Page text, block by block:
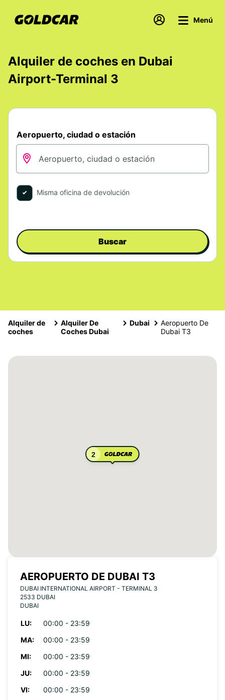
Menú
Alquiler de coches en Dubai
Airport-Terminal 3
Aeropuerto, ciudad o estación
Misma oficina de devolución
Buscar
Alquiler de
coches
Alquiler De
Coches Dubai
Dubai
Aeropuerto De
Dubai T3
2
AEROPUERTO DE DUBAI T3
DUBAI INTERNATIONAL AIRPORT - TERMINAL 3
2533 DUBAI
DUBAI
LU:
00:00 - 23:59
MA:
00:00 - 23:59
MI:
00:00 - 23:59
JU:
00:00 - 23:59
VI:
00:00 - 23:59